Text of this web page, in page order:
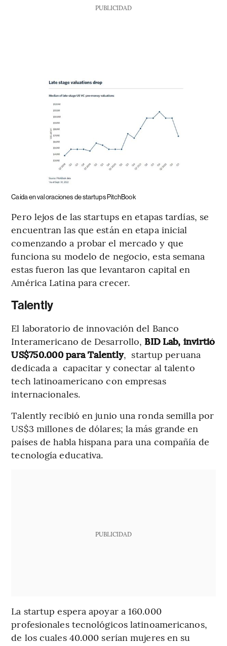
PUBLICIDAD
Caída en valoraciones de startups PitchBook
Pero lejos de las startups en etapas tardías, se
encuentran las que están en etapa inicial
comenzando a probar el mercado y que
funciona su modelo de negocio, esta semana
estas fueron las que levantaron capital en
América Latina para crecer.
Talently
El laboratorio de innovación del Banco
Interamericano de Desarrollo, BID Lab, invirtió
US$750.000 para Talently, startup peruana
dedicada a capacitar y conectar al talento
tech latinoamericano con empresas
internacionales.
Talently recibió en junio una ronda semilla por
US$3 millones de dólares; la más grande en
países de habla hispana para una compañía de
tecnología educativa.
PUBLICIDAD
La startup espera apoyar a 160.000
profesionales tecnológicos latinoamericanos,
de los cuales 40.000 serían mujeres en su